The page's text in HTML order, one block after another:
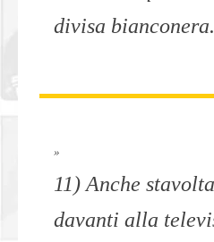
divisa bianconera.
»
11) Anche
davanti alla